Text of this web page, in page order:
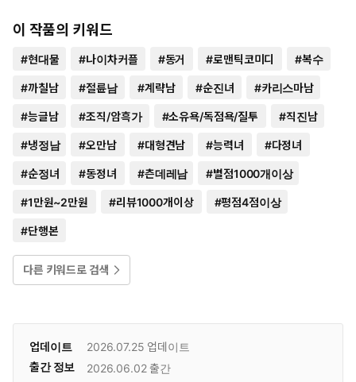
이 작품의 키워드
#현대물 #나이차커플 #동거 #로맨틱코미디 #복수
#까칠남 #절륜남 #계략남 #순진녀 #카리스마남
#능글남 #조직/암흑가 #소유욕/독점욕/질투 #직진남
#냉정남 #오만남 #대형견남 #능력녀 #다정녀
#순정녀 #동정녀 #츤데레남 #별점1000개이상
#1만원~2만원 #리뷰1000개이상 #평점4점이상
#단행본
다른 키워드로 검색
업데이트 2026.07.25 업데이트
출간 정보
2026.06.02 출간